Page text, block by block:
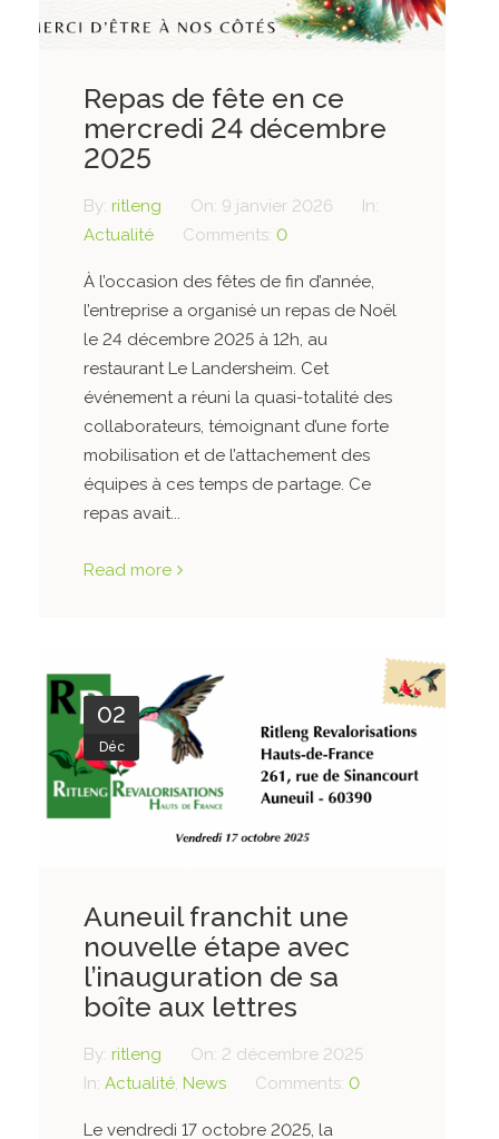
Repas de fête en ce
mercredi 24 décembre
2025
By: ritleng On: 9 janvier 2026
In:
Actualité
Comments: 0
À l’occasion des fêtes de fin d’année,
l’entreprise a organisé un repas de Noël
le 24 décembre 2025 à 12h, au
restaurant Le Landersheim. Cet
événement a réuni la quasi-totalité des
collaborateurs, témoignant d’une forte
mobilisation et de l’attachement des
équipes à ces temps de partage. Ce
repas avait...
Read more
02
Déc
Auneuil franchit une
nouvelle étape avec
l’inauguration de sa
boîte aux lettres
By: ritleng On: 2 décembre 2025
In: Actualité, News Comments: 0
Le vendredi 17 octobre 2025, la